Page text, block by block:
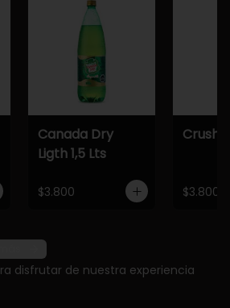
Canada Dry
Ligth 1,5 Lts
$3.800
Crush
$3.800
disfrutar de nuestra experiencia